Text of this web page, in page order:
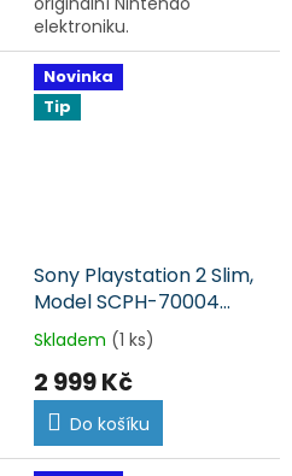
elektroniku.
Novinka
Tip
Sony Playstation 2 Slim,
Model SCPH-70004
(PS2)
Skladem (1 ks)
2 999 Kč
Do košíku